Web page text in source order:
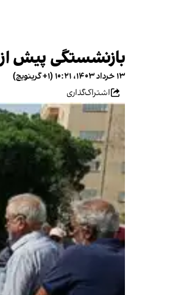
بازنشستگی پیش
۱۳ خرداد ۱۴۰۳، ۱۰:۲۱ (‎+۱ گرینویچ)
اشتراک‌گذاری